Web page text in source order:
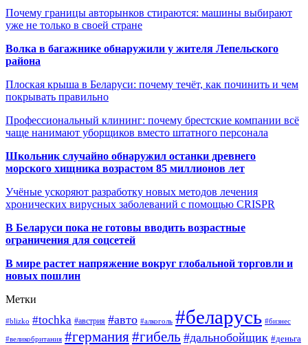
Почему границы авторынков стираются: машины выбирают
уже не только в своей стране
Волка в багажнике обнаружили у жителя Лепельского
района
Плоская крыша в Беларуси: почему течёт, как починить и чем
покрывать правильно
Профессиональный клининг: почему брестские компании всё
чаще нанимают уборщиков вместо штатного персонала
Школьник случайно обнаружил останки древнего
морского хищника возрастом 85 миллионов лет
Учёные ускоряют разработку новых методов лечения
хронических вирусных заболеваний с помощью CRISPR
В Беларуси пока не готовы вводить возрастные
ограничения для соцсетей
В мире растет напряжение вокруг глобальной торговли и
новых пошлин
Метки
#blizko #tochka #австрия #авто #алкоголь #беларусь #бизнес
#великобритания #германия#гибель #дальнобойщик #деньга